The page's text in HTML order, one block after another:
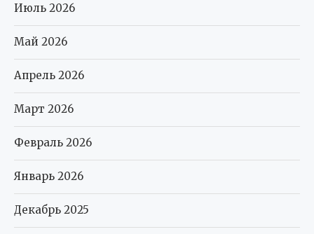
Июль 2026
Май 2026
Апрель 2026
Март 2026
Февраль 2026
Январь 2026
Декабрь 2025